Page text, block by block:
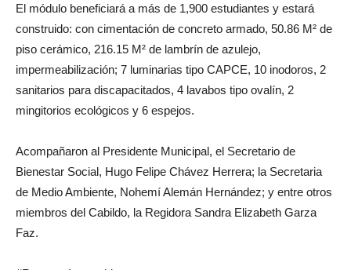
El módulo beneficiará a más de 1,900 estudiantes y estará
construido: con cimentación de concreto armado, 50.86 M² de
piso cerámico, 216.15 M² de lambrín de azulejo,
impermeabilización; 7 luminarias tipo CAPCE, 10 inodoros, 2
sanitarios para discapacitados, 4 lavabos tipo ovalín, 2
mingitorios ecológicos y 6 espejos.
Acompañaron al Presidente Municipal, el Secretario de
Bienestar Social, Hugo Felipe Chávez Herrera; la Secretaria
de Medio Ambiente, Nohemí Alemán Hernández; y entre otros
miembros del Cabildo, la Regidora Sandra Elizabeth Garza
Faz.